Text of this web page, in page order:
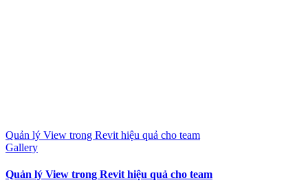
Quản lý View trong Revit hiệu quả cho team
Gallery
Quản lý View trong Revit hiệu quả cho team